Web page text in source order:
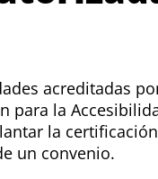
acreditadas
para la
la certificación
un convenio.